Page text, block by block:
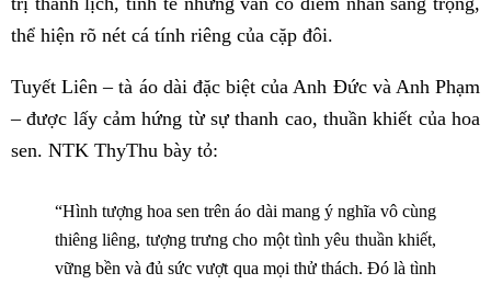
thể hiện rõ nét cá tính riêng của cặp đôi.
Tuyết Liên – tà áo dài đặc biệt của Anh Đức và Anh Phạm
– được lấy cảm hứng từ sự thanh cao, thuần khiết của hoa
sen. NTK ThyThu bày tỏ:
“Hình tượng hoa sen trên áo dài mang ý nghĩa vô cùng
thiêng liêng, tượng trưng cho một tình yêu thuần khiết,
vững bền và đủ sức vượt qua mọi thử thách. Đó là tình